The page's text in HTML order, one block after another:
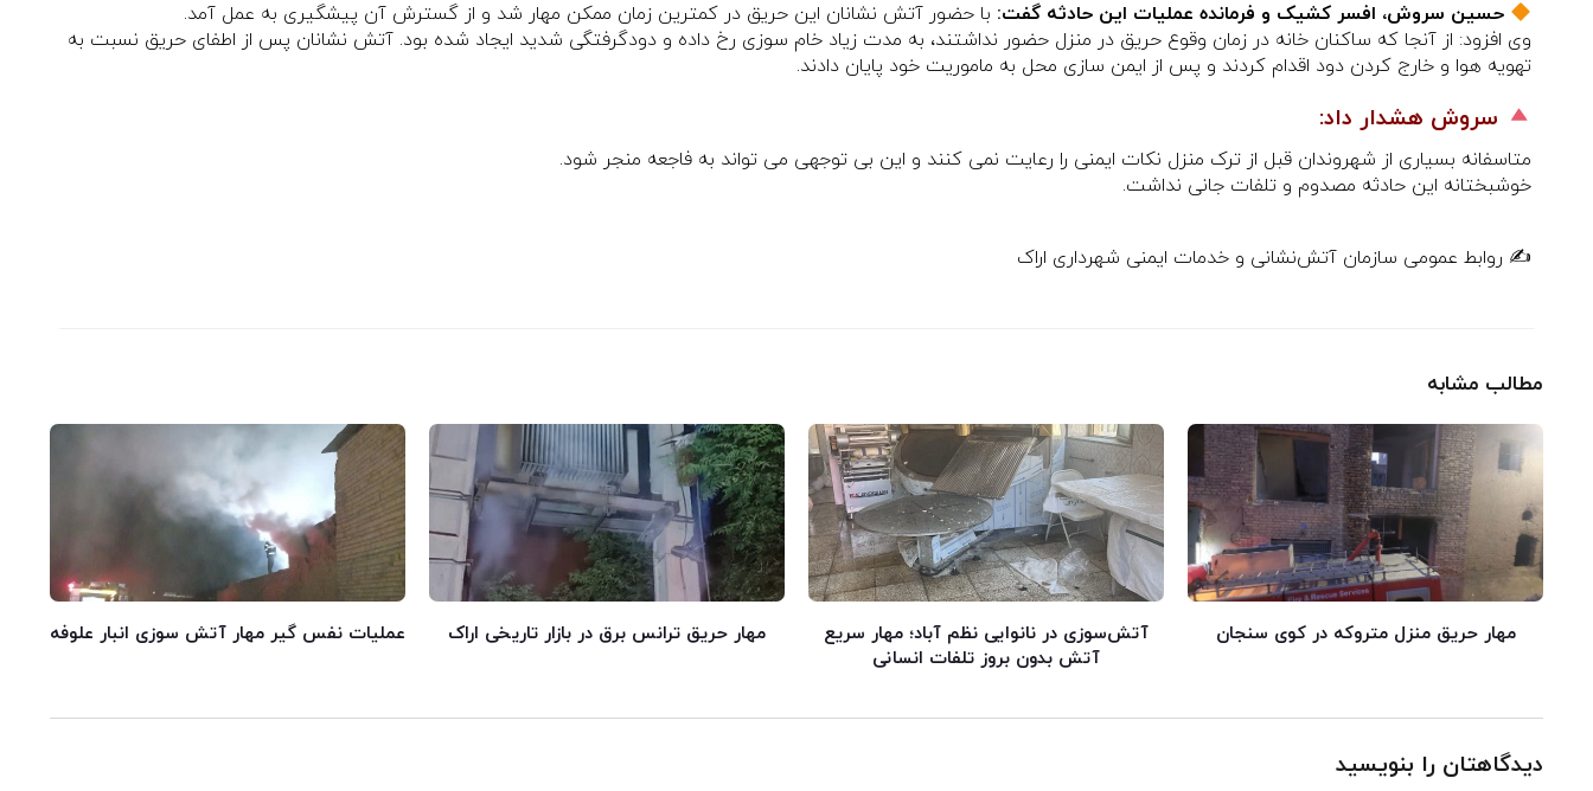
حسین سروش، افسر کشیک و فرمانده عملیات این حادثه گفت: با حضور آتش نشانان این حریق در کمترین زمان ممکن مهار شد و از گسترش آن پیشگیری به عمل آمد.
وی افزود: از آنجا که ساکنان خانه در زمان وقوع حریق در منزل حضور نداشتند، به مدت زیاد خام سوزی رخ داده و دودگرفتگی شدید ایجاد شده بود. آتش نشانان پس از اطفای حریق نسبت به
تهویه هوا و خارج کردن دود اقدام کردند و پس از ایمن سازی محل به ماموریت خود پایان دادند.
سروش هشدار داد:
متاسفانه بسیاری از شهروندان قبل از ترک منزل نکات ایمنی را رعایت نمی کنند و این بی توجهی می تواند به فاجعه منجر شود.
خوشبختانه این حادثه مصدوم و تلفات جانی نداشت.
✍️ روابط عمومی سازمان آتش‌نشانی و خدمات ایمنی شهرداری اراک
مطالب مشابه
مهار حریق منزل متروکه در کوی سنجان
آتش‌سوزی در نانوایی نظم آباد؛ مهار سریع
آتش بدون بروز تلفات انسانی
مهار حریق ترانس برق در بازار تاریخی اراک عملیات نفس گیر مهار آتش سوزی انبار علوفه
دیدگاهتان را بنویسید